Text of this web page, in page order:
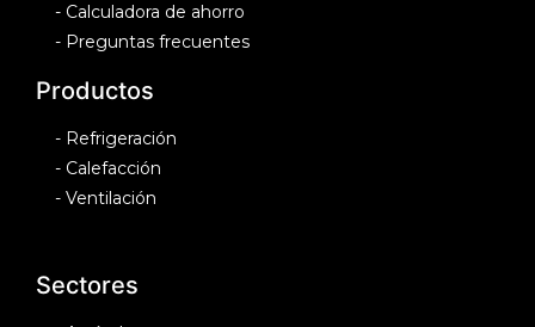
- Calculadora de ahorro
- Preguntas frecuentes
Productos
- Refrigeración
- Calefacción
- Ventilación
Sectores